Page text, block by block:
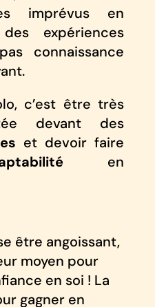
imprévus en
expériences
connaissance
c’est être très
devant des
et devoir faire
en
être angoissant,
moyen pour
en soi ! La
gagner en